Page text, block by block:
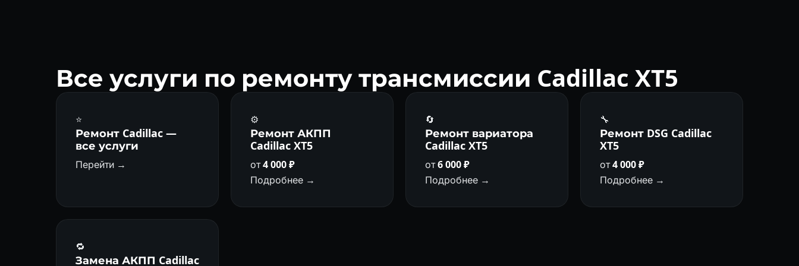
Все услуги по ремонту трансмиссии Cadillac XT5
⭐
Ремонт Cadillac —
все услуги
Перейти →
⚙️
Ремонт АКПП
Cadillac XT5
от4 000 ₽
Подробнее →
🔄
Ремонт вариатора
Cadillac XT5
от6 000 ₽
Подробнее →
🔧
Ремонт DSG Cadillac
XT5
от4 000 ₽
Подробнее →
🔁
Замена АКПП Cadillac